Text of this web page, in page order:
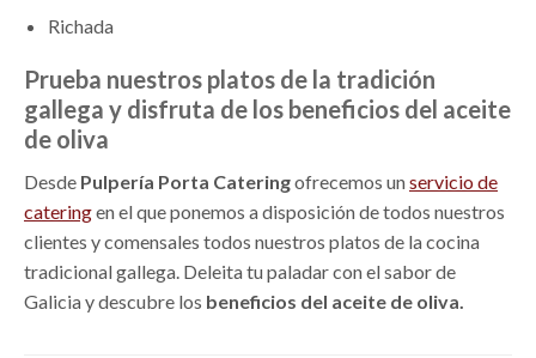
Richada
Prueba nuestros platos de la tradición
gallega y disfruta de los beneficios del aceite
de oliva
Desde Pulpería Porta Cateringofrecemos unservicio de
cateringen el que ponemos a disposición de todos nuestros
clientes y comensales todos nuestros platos de la cocina
tradicional gallega. Deleita tu paladar con el sabor de
Galicia y descubre los beneficios del aceite de oliva.